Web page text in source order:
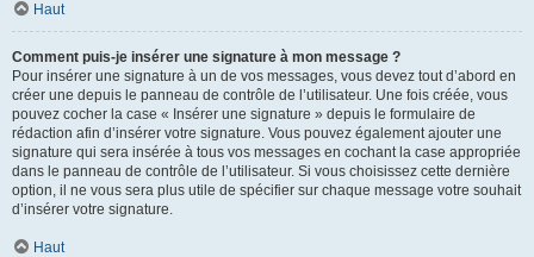
Haut
Comment puis-je insérer une signature à mon message ?
Pour insérer une signature à un de vos messages, vous devez tout d’abord en
créer une depuis le panneau de contrôle de l’utilisateur. Une fois créée, vous
pouvez cocher la case « Insérer une signature » depuis le formulaire de
rédaction afin d’insérer votre signature. Vous pouvez également ajouter une
signature qui sera insérée à tous vos messages en cochant la case appropriée
dans le panneau de contrôle de l’utilisateur. Si vous choisissez cette dernière
option, il ne vous sera plus utile de spécifier sur chaque message votre souhait
d’insérer votre signature.
Haut